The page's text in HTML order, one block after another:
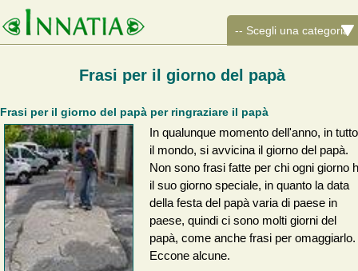
Frasi per il giorno del papà
Frasi per il giorno del papà per ringraziare il papà
In qualunque momento dell'anno, in tutto
il mondo, si avvicina il giorno del papà.
Non sono frasi fatte per chi ogni giorno
il suo giorno speciale, in quanto la data
della festa del papà varia di paese in
paese, quindi ci sono molti giorni del
papà, come anche frasi per omaggiarlo.
Eccone alcune.